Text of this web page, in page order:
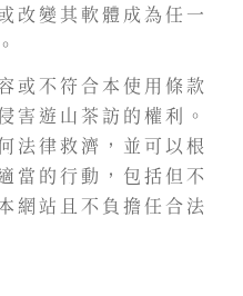
改變其軟體成為任一
或不符合本使用條款
害遊山茶訪的權利。
法律救濟，並可以根
當的行動，包括但不
網站且不負擔任合法